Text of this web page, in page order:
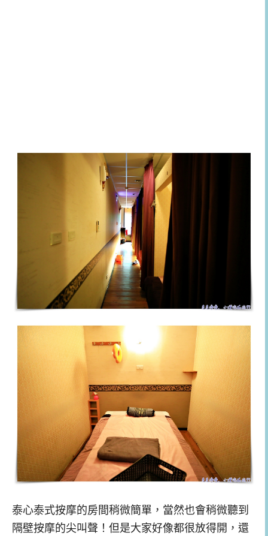
泰心泰式按摩的房間稍微簡單，當然也會稍微聽到
隔壁按摩的尖叫聲！但是大家好像都很放得開，還